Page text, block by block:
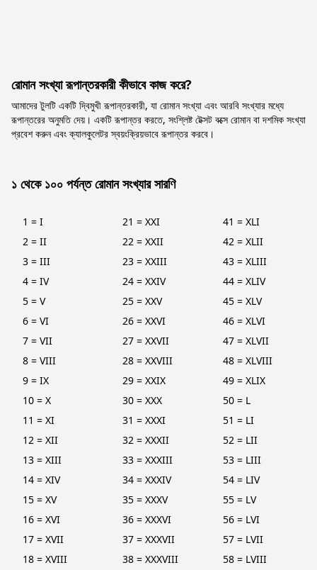
রোমান সংখ্যা রূপান্তরকারী কীভাবে কাজ করে?
আমাদের টুলটি একটি দ্বিমুখী রূপান্তরকারী, যা রোমান সংখ্যা এবং আরবি সংখ্যার মধ্যে
রূপান্তরের অনুমতি দেয়। একটি রূপান্তর করতে, সংশ্লিষ্ট টেক্সট বক্সে রোমান বা দশমিক সংখ্যা
প্রবেশ করুন এবং ক্যালকুলেটর স্বয়ংক্রিয়ভাবে রূপান্তর করবে।
১ থেকে ১০০ পর্যন্ত রোমান সংখ্যার সারণি
1 = I
2 = II
3 = III
4 = IV
5 = V
6 = VI
7 = VII
8 = VIII
9 = IX
10 = X
11 = XI
12 = XII
13 = XIII
14 = XIV
15 = XV
16 = XVI
17 = XVII
18 = XVIII
21 = XXI
22 = XXII
23 = XXIII
24 = XXIV
25 = XXV
26 = XXVI
27 = XXVII
28 = XXVIII
29 = XXIX
30 = XXX
31 = XXXI
32 = XXXII
33 = XXXIII
34 = XXXIV
35 = XXXV
36 = XXXVI
37 = XXXVII
38 = XXXVIII
41 = XLI
42 = XLII
43 = XLIII
44 = XLIV
45 = XLV
46 = XLVI
47 = XLVII
48 = XLVIII
49 = XLIX
50 = L
51 = LI
52 = LII
53 = LIII
54 = LIV
55 = LV
56 = LVI
57 = LVII
58 = LVIII